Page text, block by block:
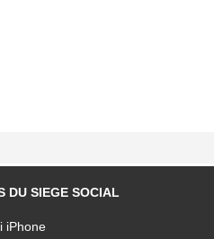
DU SIEGE SOCIAL
iPhone